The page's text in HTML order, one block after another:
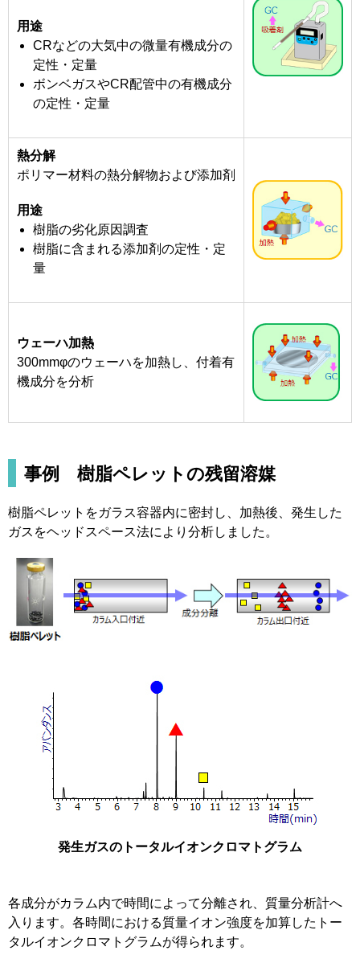
用途
CRなどの大気中の微量有機成分の
定性・定量
ボンベガスやCR配管中の有機成分
の定性・定量
熱分解
ポリマー材料の熱分解物および添加剤
用途
樹脂の劣化原因調査
樹脂に含まれる添加剤の定性・定
量
ウェーハ加熱
300mmφのウェーハを加熱し、付着有
機成分を分析
事例 樹脂ペレットの残留溶媒
樹脂ペレットをガラス容器内に密封し、加熱後、発生した
ガスをヘッドスペース法により分析しました。
発生ガスのトータルイオンクロマトグラム
各成分がカラム内で時間によって分離され、質量分析計へ
入ります。各時間における質量イオン強度を加算したトー
タルイオンクロマトグラムが得られます。